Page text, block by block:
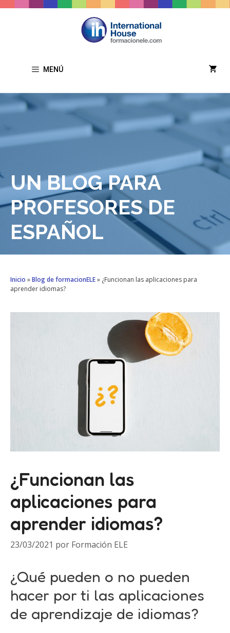
Saltar
MENÚ
UN BLOG PARA
PROFESORES DE
ESPAÑOL
Inicio »Blog de formacionELE» ¿Funcionan las aplicaciones para
aprender idiomas?
¿Funcionan las
aplicaciones para
aprender idiomas?
23/03/2021 por Formación ELE
¿Qué pueden o no pueden
hacer por ti las aplicaciones
de aprendizaje de idiomas?